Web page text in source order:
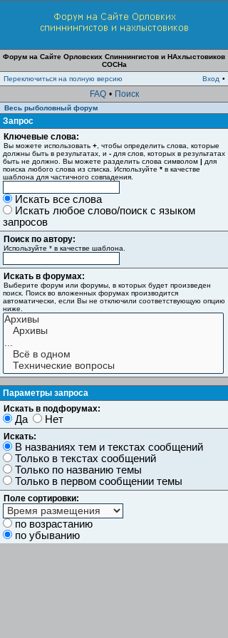
Форум на Сайте Орловских Спиннингистов и НАхлыстовиков
СОСНа
Переключиться на полную версию
Вход •
FAQ • Поиск
Весь рыболовный форум
Запрос
Ключевые слова:
Вы можете использовать + , чтобы определить слова, которые
должны быть в результатах, и - для слов, которых в результатах
быть не должно. Вы можете разделить слова символом | для
поиска любого слова из списка. Используйте * в качестве
шаблона для частичного совпадения.
Искать все слова
Искать любое слово/поиск с языком
запросов
Поиск по автору:
Используйте * в качестве шаблона.
Искать в форумах:
Выберите форум или форумы, в которых будет произведен
поиск. Поиск во вложенных форумах производится
автоматически, если Вы не отключили соответствующую опцию
ниже.
Параметры запроса
Искать в подфорумах:
Да Нет
Искать:
В названиях тем и текстах сообщений
Только в текстах сообщений
Только по названию темы
Только в первом сообщении темы
Поле сортировки:
по возрастанию
по убыванию